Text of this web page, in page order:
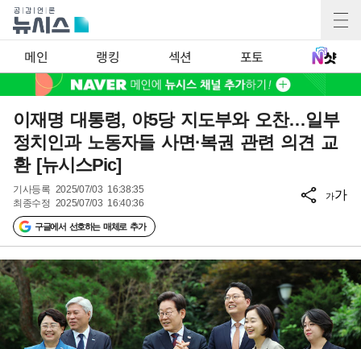
메인 랭킹 섹션 포토
이재명 대통령, 야5당 지도부와 오찬…일부
정치인과 노동자들 사면·복권 관련 의견 교
환 [뉴시스Pic]
기사등록 2025/07/03 16:38:35
최종수정 2025/07/03 16:40:36
구글에서 선호하는 매체로 추가
가가